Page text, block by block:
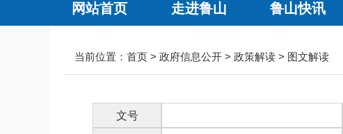
网站首页 走进鲁山 鲁山快讯
当前位置： 首页 > 政府信息公开 > 政策解读 > 图文解读
文号